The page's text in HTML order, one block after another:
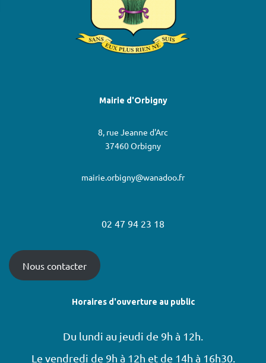
Mairie d'Orbigny
8, rue Jeanne d'Arc
37460 Orbigny
mairie.orbigny@wanadoo.fr
02 47 94 23 18
Nous contacter
Horaires d'ouverture au public
Du lundi au jeudi de 9h à 12h.
Le vendredi de 9h à 12h et de 14h à 16h30.